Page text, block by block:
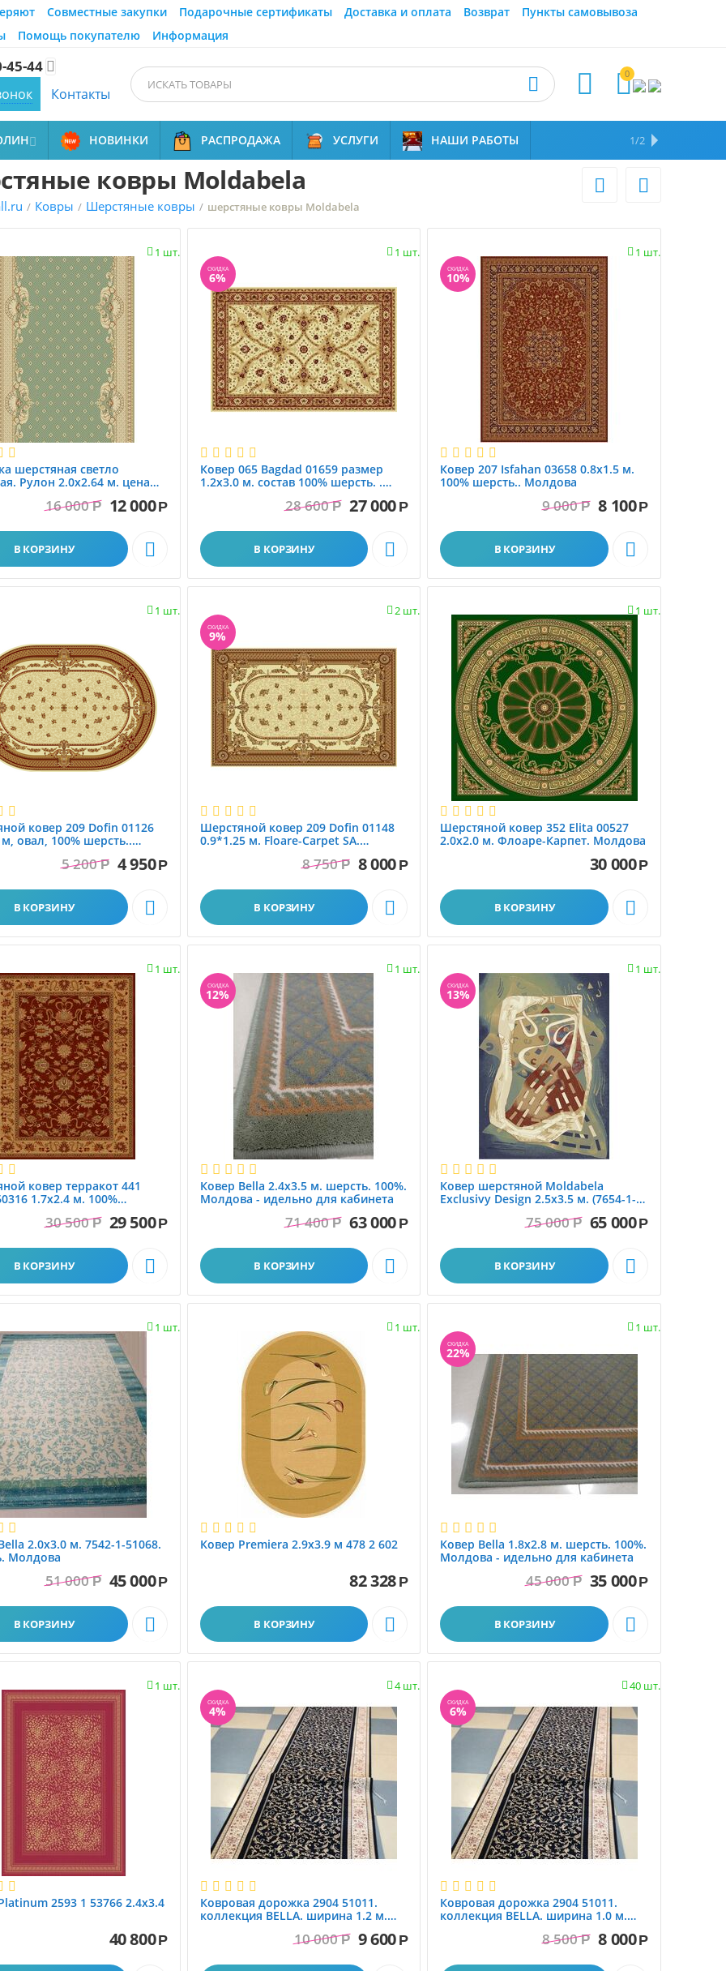
Совместные закупки Подарочные сертификаты Доставка и оплата Возврат
Пункты самовывоза
Помощь покупателю Информация
45-44 
Контакты
0



 НОВИНКИ РАСПРОДАЖА УСЛУГИ НАШИ РАБОТЫ НАМ ДОВЕРЯЮТ
1/2
Наши работы Шерстяные ковры
Ковры с
ковры Moldabela
/ Ковры / Шерстяные ковры / шерстяные ковры Moldabela
 
1 шт.

шерстяная светло
Рулон 2.0x2.64 м. цена
16 000 Р 12 000Р
В КОРЗИНУ 
1 шт.

СКИДКА
6%
Ковер 065 Bagdad 01659 размер
1.2x3.0 м. состав 100% шерсть. .
28 600 Р 27 000 Р
В КОРЗИНУ 
1 шт.

СКИДКА
10%
Ковер 207 Isfahan 03658 0.8x1.5 м.
100% шерсть.. Молдова
9 000 Р 8 100Р
В КОРЗИНУ 
1 шт.

ковер 209 Dofin 01126
овал, 100% шерсть..
5 200 Р 4 950Р
В КОРЗИНУ 
2 шт.

СКИДКА
9%
Шерстяной ковер 209 Dofin 01148
0.9*1.25 м. Floare-Carpet SA.
8 750 Р 8 000 Р
В КОРЗИНУ 
1 шт.

Шерстяной ковер 352 Elita 00527
2.0x2.0 м. Флоаре-Карпет. Молдова
30 000Р
В КОРЗИНУ 
1 шт.

ковер терракот 441
1.7x2.4 м. 100%
30 500 Р 29 500Р
В КОРЗИНУ 
1 шт.

СКИДКА
12%
Ковер Bella 2.4x3.5 м. шерсть. 100%.
Молдова - идельно для кабинета
71 400 Р 63 000 Р
В КОРЗИНУ 
1 шт.

СКИДКА
13%
Ковер шерстяной Moldabela
Exclusivу Design 2.5x3.5 м. (7654-1-
75 000 Р 65 000Р
В КОРЗИНУ 
1 шт.

2.0x3.0 м. 7542-1-51068.
Молдова
51 000 Р 45 000Р
В КОРЗИНУ 
1 шт.

Ковер Premiera 2.9x3.9 м 478 2 602
82 328 Р
В КОРЗИНУ 
1 шт.

СКИДКА
22%
Ковер Bella 1.8x2.8 м. шерсть. 100%.
Молдова - идельно для кабинета
45 000 Р 35 000Р
В КОРЗИНУ 
1 шт.

2593 1 53766 2.4x3.4
40 800Р
4 шт.

СКИДКА
4%
Ковровая дорожка 2904 51011.
коллекция BELLA. ширина 1.2 м.
10 000 Р 9 600 Р
40 шт.

СКИДКА
6%
Ковровая дорожка 2904 51011.
коллекция BELLA. ширина 1.0 м.
8 500 Р 8 000Р